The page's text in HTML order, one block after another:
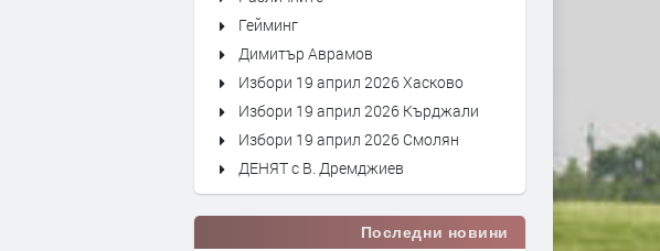
Гейминг
Димитър Аврамов
Избори 19 април 2026 Хасково
Избори 19 април 2026 Кърджали
Избори 19 април 2026 Смолян
ДЕНЯТ с В. Дремджиев
Последни новини